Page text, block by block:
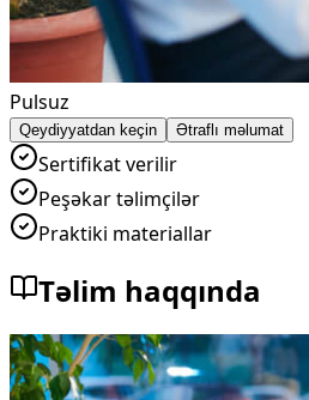
Pulsuz
Qeydiyyatdan keçin Ətraflı məlumat
Sertifikat verilir
Peşəkar təlimçilər
Praktiki materiallar
Təlim haqqında